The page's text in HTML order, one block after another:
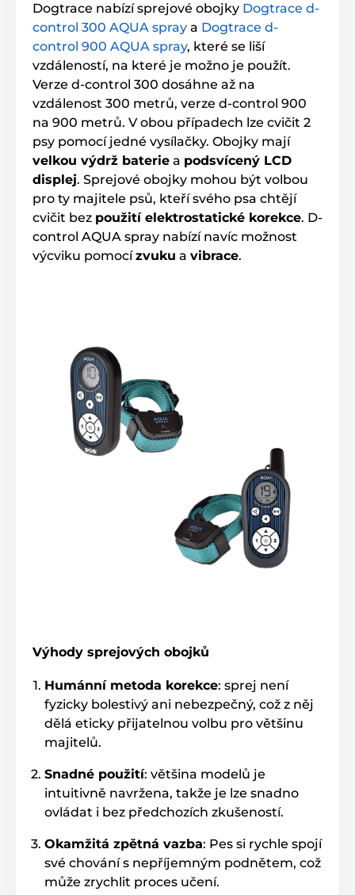
Dogtrace nabízí sprejové obojky Dogtrace d-
control 300 AQUA spray a Dogtrace d-
control 900 AQUA spray, které se liší
vzdáleností, na které je možno je použít.
Verze d-control 300 dosáhne až na
vzdálenost 300 metrů, verze d-control 900
na 900 metrů. V obou případech lze cvičit 2
psy pomocí jedné vysílačky. Obojky mají
velkou výdrž baterie a podsvícený LCD
displej. Sprejové obojky mohou být volbou
pro ty majitele psů, kteří svého psa chtějí
cvičit bez použití elektrostatické korekce. D-
control AQUA spray nabízí navíc možnost
výcviku pomocízvuku a vibrace.
Výhody sprejových obojků
Humánní metoda korekce: sprej není
fyzicky bolestivý ani nebezpečný, což z něj
dělá eticky přijatelnou volbu pro většinu
majitelů.
Snadné použití: většina modelů je
intuitivně navržena, takže je lze snadno
ovládat i bez předchozích zkušeností.
Okamžitá zpětná vazba: Pes si rychle spojí
své chování s nepříjemným podnětem, což
může zrychlit proces učení.